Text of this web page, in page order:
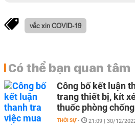
vắc xin COVID-19
Có thể bạn quan tâm
Công bố kết luận
trang thiết bị, kít
thuốc phòng
THỜI SỰ - 21:09 | 30/12/